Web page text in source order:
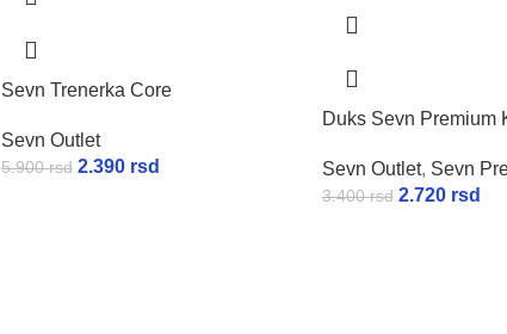
Sevn Trenerka Core
Sevn Outlet
5.900rsd 2.390 rsd
Duks Sevn Premium
Sevn Outlet, Sevn
3.400rsd 2.720 rsd